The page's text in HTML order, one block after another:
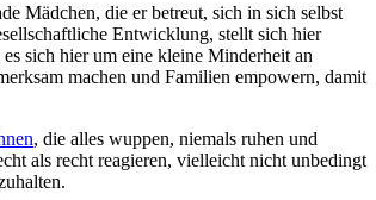
Mädchen, die er betreut, sich in sich selbst
Entwicklung, stellt sich hier
sich hier um eine kleine Minderheit an
machen und Familien empowern, damit
, die alles wuppen, niemals ruhen und
als recht reagieren, vielleicht nicht unbedingt